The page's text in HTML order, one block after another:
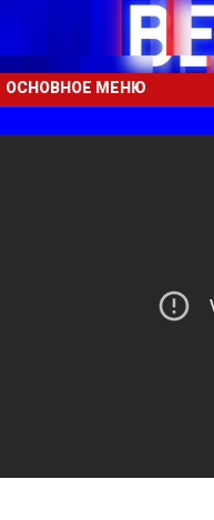
ОСНОВНОЕ МЕНЮ